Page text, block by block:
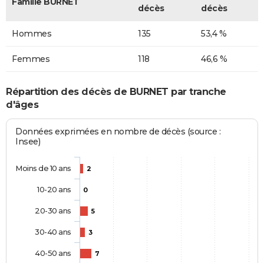
décès
décès
Hommes 135 53,4 %
Femmes 118 46,6 %
Répartition des décès de BURNET par tranche
d'âges
Données exprimées en nombre de décès (source :
Insee)
2
0
5
3
7
Moins de 10 ans
10-20 ans
20-30 ans
30-40 ans
40-50 ans